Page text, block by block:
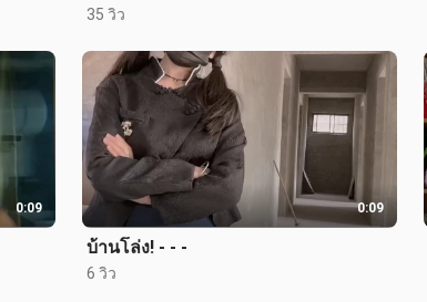
35 วิว
0:09 0:09
บ้านโล่ง! - - -
6 วิว